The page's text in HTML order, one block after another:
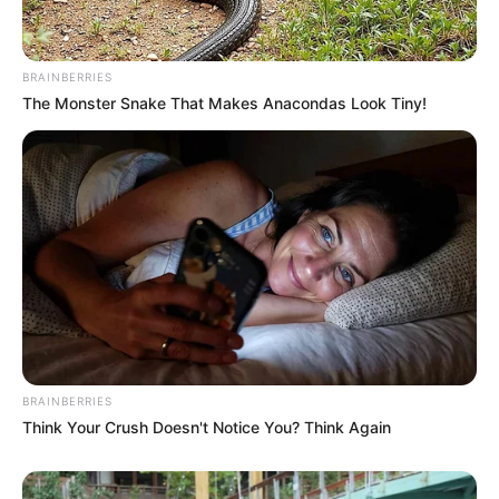
BRAINBERRIES
The Monster Snake That Makes Anacondas Look Tiny!
BRAINBERRIES
Think Your Crush Doesn't Notice You? Think Again